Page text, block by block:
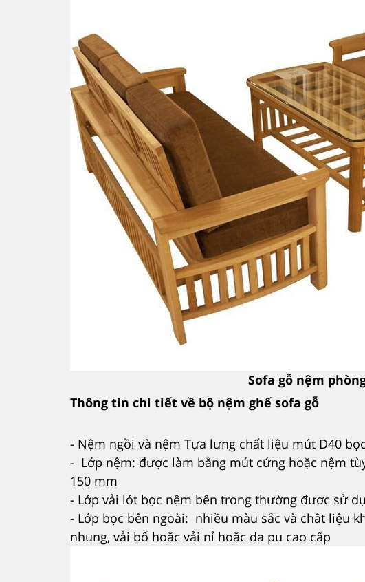
Sofa gỗ nệm
Thông tin chi tiết về bộ nệm ghế sofa gỗ
- Nệm ngồi và nệm Tựa lưng chất liệu mút D40
- Lớp nệm: được làm bằng mút cứng hoặc nệm
150 mm
- Lớp vải lót bọc nệm bên trong thường đươc sử
- Lớp bọc bên ngoài: nhiều màu sắc và chât liệu
nhung, vải bố hoặc vải nỉ hoặc da pu cao cấp